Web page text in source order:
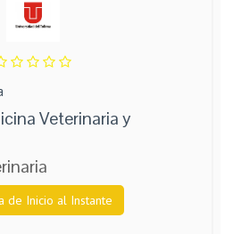
Veterinaria y
de Inicio al Instante